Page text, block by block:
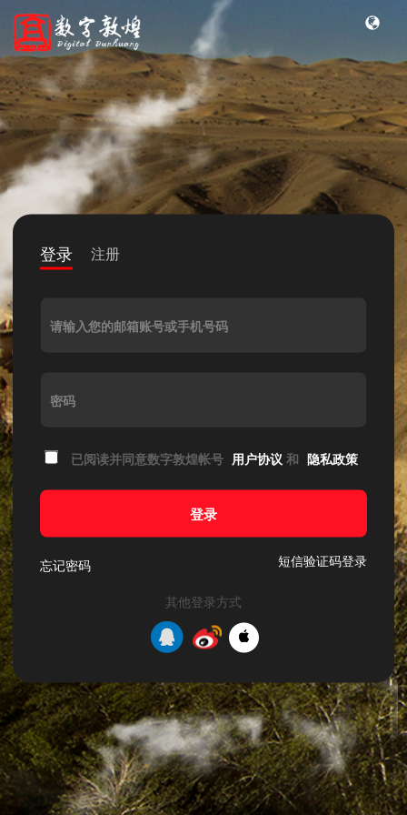
登录 注册
请输入您的邮箱账号或手机号码
密码
已阅读并同意数字敦煌帐号 用户协议 和 隐私政策
登录
忘记密码 短信验证码登录
其他登录方式